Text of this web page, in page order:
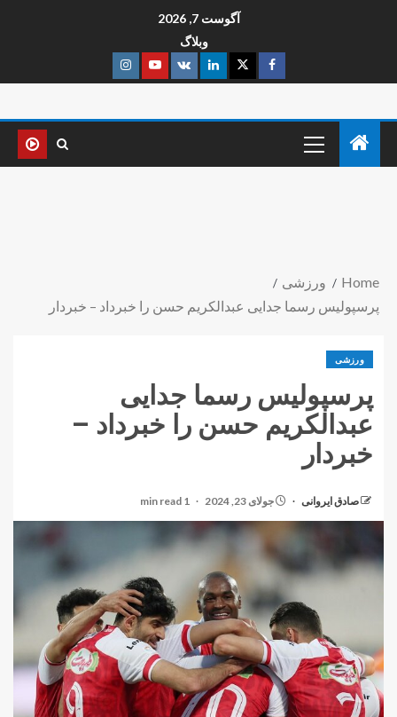
آگوست 7, 2026
وبلاگ
Home
ورزشی
پرسپولیس رسما جدایی عبدالکریم حسن را خبرداد – خبردار
ورزشی
پرسپولیس رسما جدایی
عبدالکریم حسن را خبرداد –
خبردار
صادق ایروانی جولای 23, 2024 1 min read